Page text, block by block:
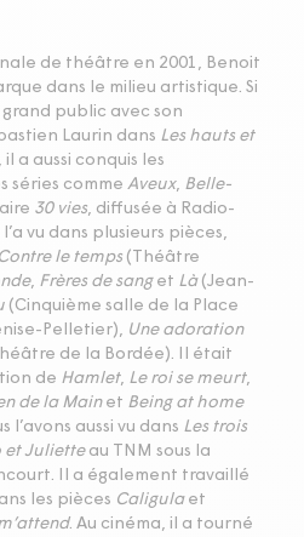
de théâtre en 2001, Benoit
dans le milieu artistique. Si
grand public avec son
Laurin dans Les hauts et
il a aussi conquis les
séries comme Aveux, Belle-
30 vies, diffusée à Radio-
vu dans plusieurs pièces,
Contre le temps (Théâtre
, Frères de sanget Là (Jean-
(Cinquième salle de la Place
Pelletier), Une adoration
de la Bordée). Il était
de Hamlet, Le roi se meurt,
de la Mainet Being at home
l’avons aussi vu dans Les trois
et Julietteau TNM sous la
Il a également travaillé
les pièces Caligula et
. Au cinéma, il a tourné